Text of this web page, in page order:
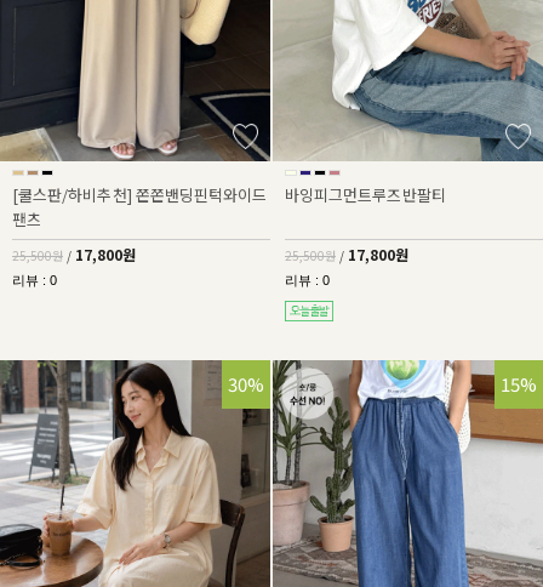
[쿨스판/하비추천] 쫀쫀밴딩핀턱와이드
팬츠
25,500원 / 17,800원
리뷰 : 0
바잉피그먼트루즈반팔티
25,500원 / 17,800원
리뷰 : 0
30% 32%
15%